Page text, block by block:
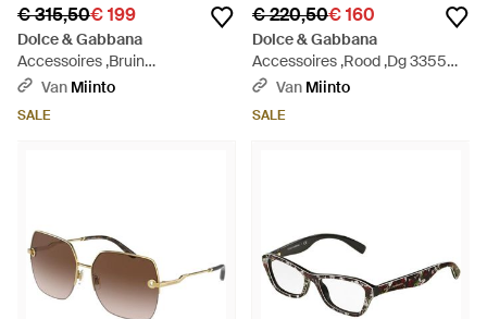
€ 315,50€ 199
Dolce & Gabbana
Accessoires ,Bruin
,Accessoires - Bruin
Van Miinto
SALE
€ 220,50€ 160
Dolce & Gabbana
Accessoires ,Rood ,Dg 3355
Optisch Montuur - Bruin
Van Miinto
SALE